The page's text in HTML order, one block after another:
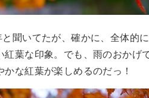
聞いてたが、確かに、全体的
紅葉な印象。でも、雨のおかげ
な紅葉が楽しめるのだっ！